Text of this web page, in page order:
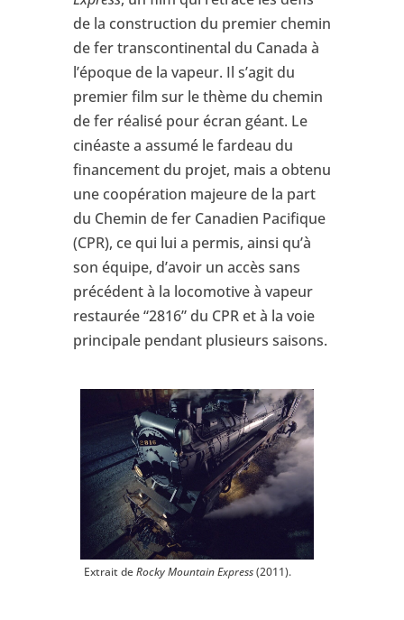
de la construction du premier chemin
de fer transcontinental du Canada à
l’époque de la vapeur. Il s’agit du
premier film sur le thème du chemin
de fer réalisé pour écran géant. Le
cinéaste a assumé le fardeau du
financement du projet, mais a obtenu
une coopération majeure de la part
du Chemin de fer Canadien Pacifique
(CPR), ce qui lui a permis, ainsi qu’à
son équipe, d’avoir un accès sans
précédent à la locomotive à vapeur
restaurée “2816” du CPR et à la voie
principale pendant plusieurs saisons.
Extrait deRocky Mountain Express(2011).